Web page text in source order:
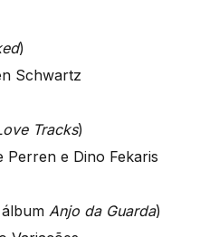
)
Schwartz
Tracks)
Perren e Dino Fekaris
Anjo da Guarda)